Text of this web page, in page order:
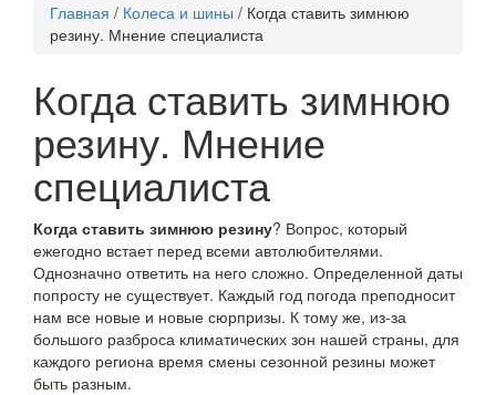
Главная / Колеса и шины / Когда ставить зимнюю
резину. Мнение специалиста
Когда ставить зимнюю
резину. Мнение
специалиста
Когда ставить зимнюю резину? Вопрос, который
ежегодно встает перед всеми автолюбителями.
Однозначно ответить на него сложно. Определенной даты
попросту не существует. Каждый год погода преподносит
нам все новые и новые сюрпризы. К тому же, из-за
большого разброса климатических зон нашей страны, для
каждого региона время смены сезонной резины может
быть разным.